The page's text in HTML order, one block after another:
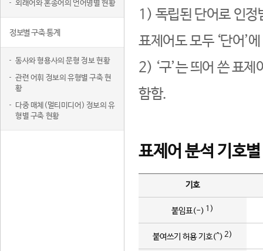
외래어와 혼종어의 언어명별 현황
정보별 구축 통계
동사와 형용사의 문형 정보 현황
관련 어휘 정보의 유형별 구축 현
황
다중 매체(멀티미디어) 정보의 유
형별 구축 현황
1) 독립된 단어로 인정
표제어도 모두 ‘단어’
2) ‘구’는 띄어 쓴 표
함함.
표제어 분석 기호
기호
붙임표(-) 1)
붙여쓰기 허용 기호(^) 2)